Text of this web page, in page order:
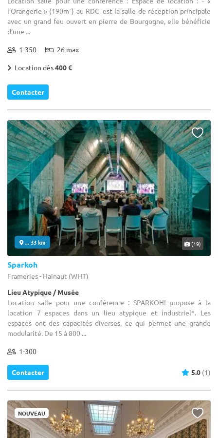
l’Orangerie » (190m²) au RDC, est la salle de réception principale
avec un grand feu ouvert en pierre de Bourgogne, elle bénéficie
d’une ...
1-350 26 max
Location dès400 €
Contacter
... 33 km (19)
Sparkoh
Frameries - Hainaut (WHT)
Lieu Atypique / Musée
Location salle pour une conférence : SPARKOH! propose à la
location 7 espaces dans un lieu atypique et industriel*. Les
espaces ont des capacités diverses, ce qui permet une grande
modularité. De 15 à 800 ...
1-300
Contacter 5.0 (1)
NOUVEAU